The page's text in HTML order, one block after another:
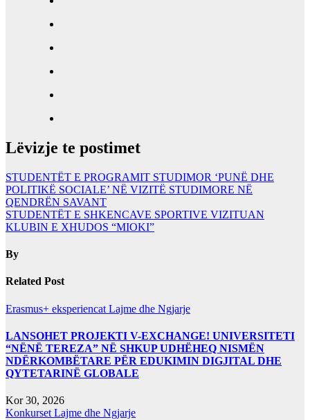
Lëvizje te postimet
STUDENTËT E PROGRAMIT STUDIMOR ‘PUNË DHE
POLITIKË SOCIALE’ NË VIZITË STUDIMORE NË
QENDRËN SAVANT
STUDENTËT E SHKENCAVE SPORTIVE VIZITUAN
KLUBIN E XHUDOS “MIOKI”
By
Related Post
Erasmus+ eksperiencat Lajme dhe Ngjarje
LANSOHET PROJEKTI V-EXCHANGE! UNIVERSITETI
“NËNË TEREZA” NË SHKUP UDHËHEQ NISMËN
NDËRKOMBËTARE PËR EDUKIMIN DIGJITAL DHE
QYTETARINË GLOBALE
Kor 30, 2026
Konkurset Lajme dhe Ngjarje